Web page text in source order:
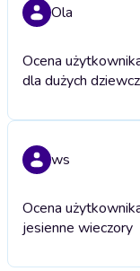
Ola
Ocena
dla dużych
ws
Ocena
jesienne wieczory